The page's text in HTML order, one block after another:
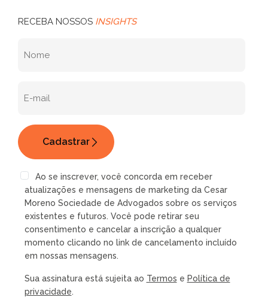
RECEBA NOSSOS INSIGHTS
Ao se inscrever, você concorda em receber
atualizações e mensagens de marketing da Cesar
Moreno Sociedade de Advogados sobre os serviços
existentes e futuros. Você pode retirar seu
consentimento e cancelar a inscrição a qualquer
momento clicando no link de cancelamento incluído
em nossas mensagens.
Sua assinatura está sujeita ao Termos e Política de
privacidade.